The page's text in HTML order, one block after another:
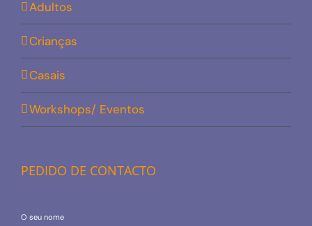
Adultos
Crianças
Casais
Workshops/ Eventos
PEDIDO DE CONTACTO
O seu nome